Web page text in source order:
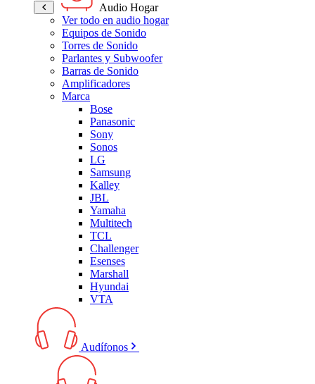
Audio Hogar
Ver todo en audio hogar
Equipos de Sonido
Torres de Sonido
Parlantes y Subwoofer
Barras de Sonido
Amplificadores
Marca
Bose
Panasonic
Sony
Sonos
LG
Samsung
Kalley
JBL
Yamaha
Multitech
TCL
Challenger
Esenses
Marshall
Hyundai
VTA
Audífonos